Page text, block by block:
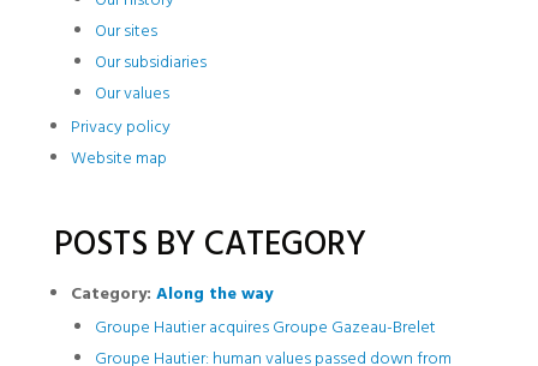
Our sites
Our subsidiaries
Our values
Privacy policy
Website map
POSTS BY CATEGORY
Category: Along the way
Groupe Hautier acquires Groupe Gazeau-Brelet
Groupe Hautier: human values passed down from